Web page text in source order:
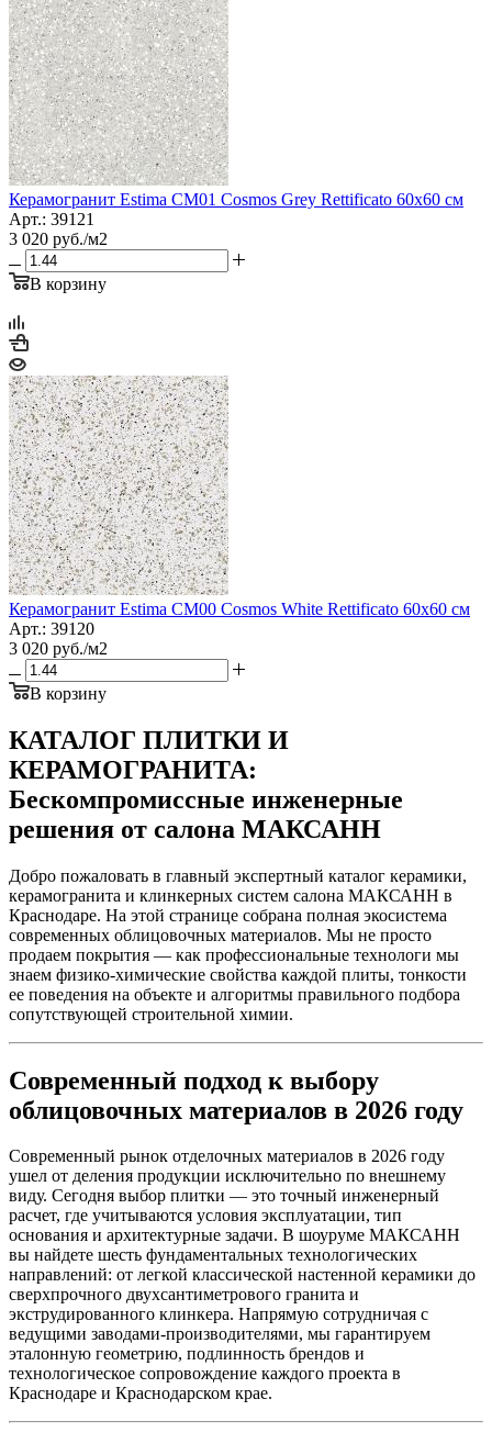
Керамогранит Estima CM01 Cosmos Grey Rettificato 60x60 см
Арт.: 39121
3 020 руб./м2
В корзину
Керамогранит Estima CM00 Cosmos White Rettificato 60x60 см
Арт.: 39120
3 020 руб./м2
В корзину
КАТАЛОГ ПЛИТКИ И
КЕРАМОГРАНИТА:
Бескомпромиссные инженерные
решения от салона МАКСАНН
Добро пожаловать в главный экспертный каталог керамики,
керамогранита и клинкерных систем салона МАКСАНН в
Краснодаре. На этой странице собрана полная экосистема
современных облицовочных материалов. Мы не просто
продаем покрытия — как профессиональные технологи мы
знаем физико-химические свойства каждой плиты, тонкости
ее поведения на объекте и алгоритмы правильного подбора
сопутствующей строительной химии.
Современный подход к выбору
облицовочных материалов в 2026 году
Современный рынок отделочных материалов в 2026 году
ушел от деления продукции исключительно по внешнему
виду. Сегодня выбор плитки — это точный инженерный
расчет, где учитываются условия эксплуатации, тип
основания и архитектурные задачи. В шоуруме МАКСАНН
вы найдете шесть фундаментальных технологических
направлений: от легкой классической настенной керамики до
сверхпрочного двухсантиметрового гранита и
экструдированного клинкера. Напрямую сотрудничая с
ведущими заводами‑производителями, мы гарантируем
эталонную геометрию, подлинность брендов и
технологическое сопровождение каждого проекта в
Краснодаре и Краснодарском крае.